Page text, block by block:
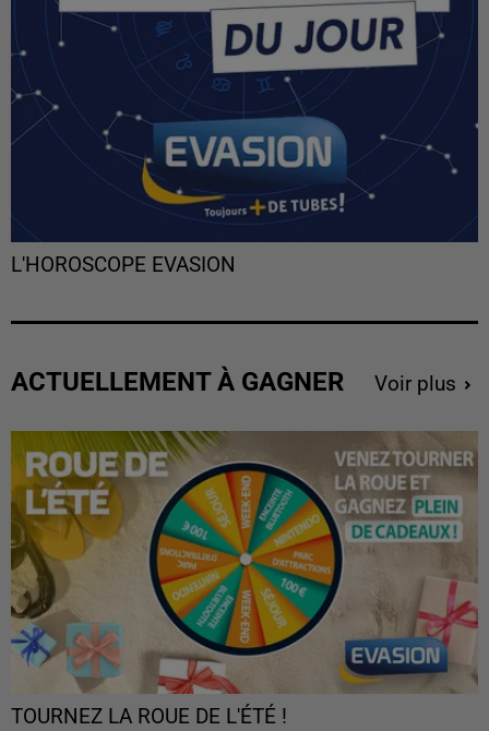
L'HOROSCOPE EVASION
ACTUELLEMENT À GAGNER Voir plus
TOURNEZ LA ROUE DE L'ÉTÉ !